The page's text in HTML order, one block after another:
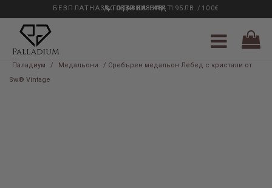
33 ГОДИНИ ОПИТ
БЕЗПЛАТНА ДОСТАВКА НАД 195ЛВ./100€
0889 888 484
Паладиум / Медальони
/ Сребърен медальон Лебед с кристали от
Sw® Vintage